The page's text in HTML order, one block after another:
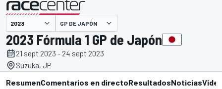
presentado por GP DE JAPÓN
2023 Fórmula 1 GP de Japón
21 sept 2023 - 24 sept 2023
Suzuka, JP
ResumenComentarios en directoResultadosNoticias